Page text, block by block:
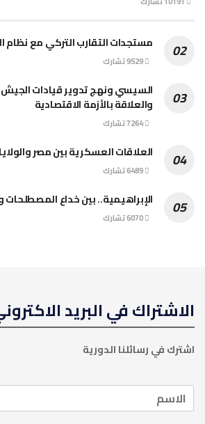
مستجدات التقارب التركي مع نظام
السيسي ونهج تدوير قيادات
والعلاقة بالأزمة الاقتصادية
العلاقات العسكرية بين مصر
الإبراهيمية.. بين خداع
الاشتراك في البريد
اشترك في رسائلنا الدورية